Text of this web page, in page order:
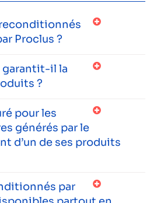
Proclus ?
garantit-il la
?
pour les
générés par le
d’un de ses produits
par